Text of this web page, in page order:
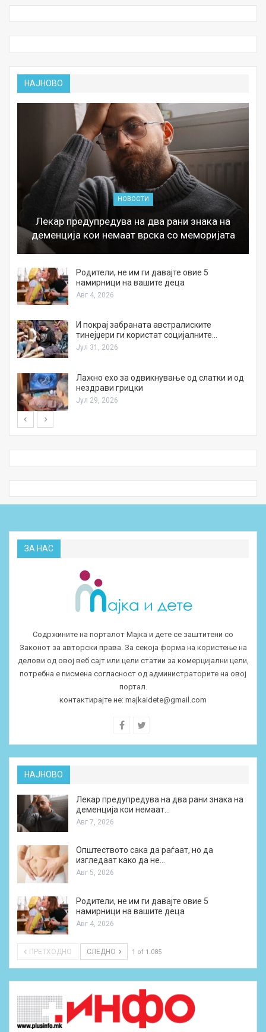
НАЈНОВО
НОВОСТИ
Лекар предупредува на два рани знака на
деменција кои немаат врска со меморијата
Родители, не им ги давајте овие 5
намирници на вашите деца
Авг 4, 2026
И покрај забраната австралиските
тинејџери ги користат социјалните…
Јул 31, 2026
Лажно ехо за одвикнување од слатки и од
нездрави грицки
Јул 29, 2026
ЗА НАС
Содржините на порталот Мајка и дете се заштитени со
Законот за авторски права. За секоја форма на користење на
делови од овој веб сајт или цели статии за комерцијални цели,
потребна е писмена согласност од администраторите на овој
портал.
контактирајте не: majkaidete@gmail.com
НАЈНОВО
Лекар предупредува на два рани знака на
деменција кои немаат…
Авг 7, 2026
Општеството сака да раѓаат, но да
изгледаат како да не…
Авг 5, 2026
Родители, не им ги давајте овие 5
намирници на вашите деца
Авг 4, 2026
ПРЕТХОДНО СЛЕДНО 1 of 1.085